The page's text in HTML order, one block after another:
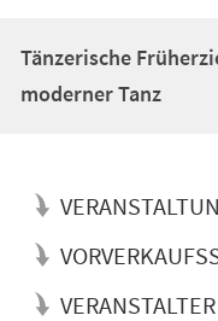
Tänzerische
moderner Tanz
VERANSTALTER